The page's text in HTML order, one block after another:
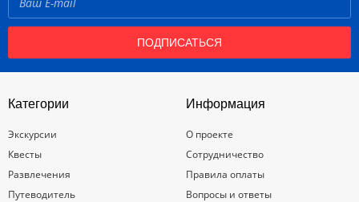
ПОДПИСАТЬСЯ
Категории
Экскурсии
Квесты
Развлечения
Путеводитель
Информация
О проекте
Сотрудничество
Правила оплаты
Вопросы и ответы